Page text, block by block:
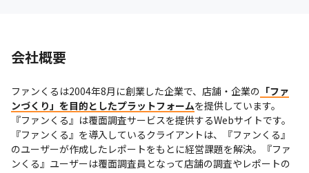
会社概要
ファンくるは2004年8月に創業した企業で、店舗・企業の 「ファ
ンづくり」を目的としたプラットフォームを提供しています。
『ファンくる』は覆面調査サービスを提供するWebサイトです。
『ファンくる』を導入しているクライアントは、『ファンくる』
のユーザーが作成したレポートをもとに経営課題を解決。『ファ
ンくる』ユーザーは覆面調査員となって店舗の調査やレポートの